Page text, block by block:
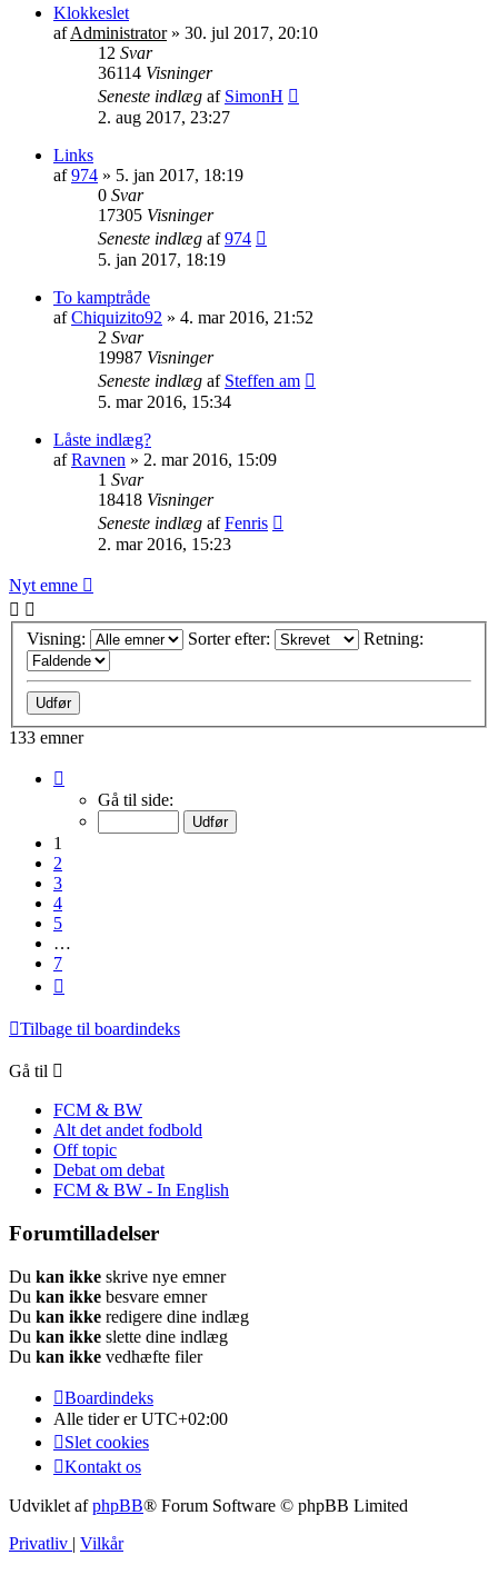
Klokkeslet
afAdministrator» 30. jul 2017, 20:10
12 Svar
36114 Visninger
Seneste indlæg af SimonH
2. aug 2017, 23:27
Links
af974 » 5. jan 2017, 18:19
0 Svar
17305 Visninger
Seneste indlæg af974
5. jan 2017, 18:19
To kamptråde
afChiquizito92 » 4. mar 2016, 21:52
2 Svar
19987 Visninger
Seneste indlæg af Steffen am
5. mar 2016, 15:34
Låste indlæg?
afRavnen » 2. mar 2016, 15:09
1 Svar
18418 Visninger
Seneste indlæg afFenris
2. mar 2016, 15:23
Nyt emne
Visning: Sorter efter: Retning:
133 emner
Gå til side:
1
2
3
4
5
…
7
Tilbage til boardindeks
Gå til
FCM & BW
Alt det andet fodbold
Off topic
Debat om debat
FCM & BW - In English
Forumtilladelser
Du kan ikke skrive nye emner
Du kan ikke besvare emner
Du kan ikke redigere dine indlæg
Du kan ikke slette dine indlæg
Du kan ikke vedhæfte filer
Boardindeks
Alle tider erUTC+02:00
Slet cookies
Kontakt os
Udviklet afphpBB® Forum Software © phpBB Limited
Privatliv | Vilkår